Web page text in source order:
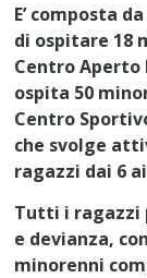
E’ composta
di ospitare 18
Centro Aperto
ospita 50
Centro
che svolge
ragazzi dai 6
Tutti i ragazzi
e devianza,
minorenni